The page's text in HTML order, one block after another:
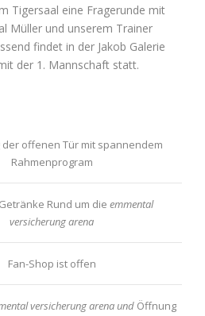
Tigersaal eine Fragerunde mit
Müller und unserem Trainer
findet in der Jakob Galerie
der 1. Mannschaft statt.
der offenen Tür mit spannendem
Rahmenprogram
Rund um die emmental
versicherung arena
Fan-Shop ist offen
versicherung arena und Öffnung